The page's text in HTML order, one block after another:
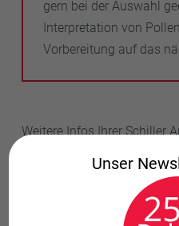
gern bei der Auswahl
Interpretation von
Vorbereitung auf das
Weitere Infos Ihrer Schiller
Download Allergie-
Unser